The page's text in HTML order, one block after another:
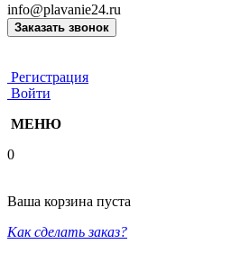
info@plavanie24.ru
Заказать звонок
Регистрация
Войти
МЕНЮ
0
Ваша корзина пуста
Как сделать заказ?